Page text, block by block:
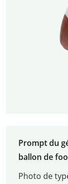
Prompt du
ballon de
Photo de